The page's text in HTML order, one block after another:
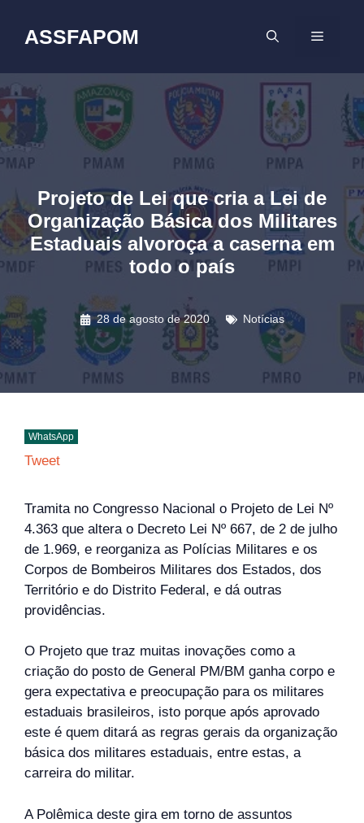
conteúdo
ASSFAPOM MENU
Projeto de Lei que cria a Lei de
Organização Básica dos Militares
Estaduais alvoroça a caserna em
todo o país
28 de agosto de 2020 Notícias
WhatsApp
Tweet
Tramita no Congresso Nacional o Projeto de Lei Nº
4.363 que altera o Decreto Lei Nº 667, de 2 de julho
de 1.969, e reorganiza as Polícias Militares e os
Corpos de Bombeiros Militares dos Estados, dos
Território e do Distrito Federal, e dá outras
providências.
O Projeto que traz muitas inovações como a
criação do posto de General PM/BM ganha corpo e
gera expectativa e preocupação para os militares
estaduais brasileiros, isto porque após aprovado
este é quem ditará as regras gerais da organização
básica dos militares estaduais, entre estas, a
carreira do militar.
A Polêmica deste gira em torno de assuntos